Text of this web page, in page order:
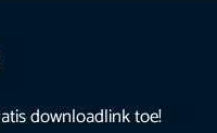
downloadlink toe!